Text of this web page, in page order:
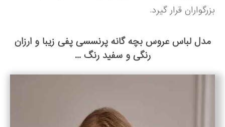
بزرگواران قرار گیرد.
مدل لباس عروس بچه گانه پرنسسی پفی زیبا و ارزان
رنگی و سفید رنگ ...